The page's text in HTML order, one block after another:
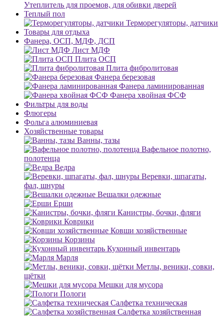
Утеплитель для проемов, для обивки дверей
Теплый пол
Терморегуляторы, датчики
Товары для отдыха
Фанера, ОСП, МДФ, ДСП
Лист МДФ
Плита ОСП
Плита фибролитовая
Фанера березовая
Фанера ламинированная
Фанера хвойная ФСФ
Фильтры для воды
Флюгеры
Фольга алюминиевая
Хозяйственные товары
Ванны, тазы
Вафельное полотно,
полотенца
Ведра
Веревки, шпагаты,
фал, шнуры
Вешалки одежные
Ерши
Канистры, бочки, фляги
Коврики
Ковши хозяйственные
Корзины
Кухонный инвентарь
Марля
Метлы, веники, совки,
щётки
Мешки для мусора
Пологи
Салфетка техническая
Салфетка хозяйственная